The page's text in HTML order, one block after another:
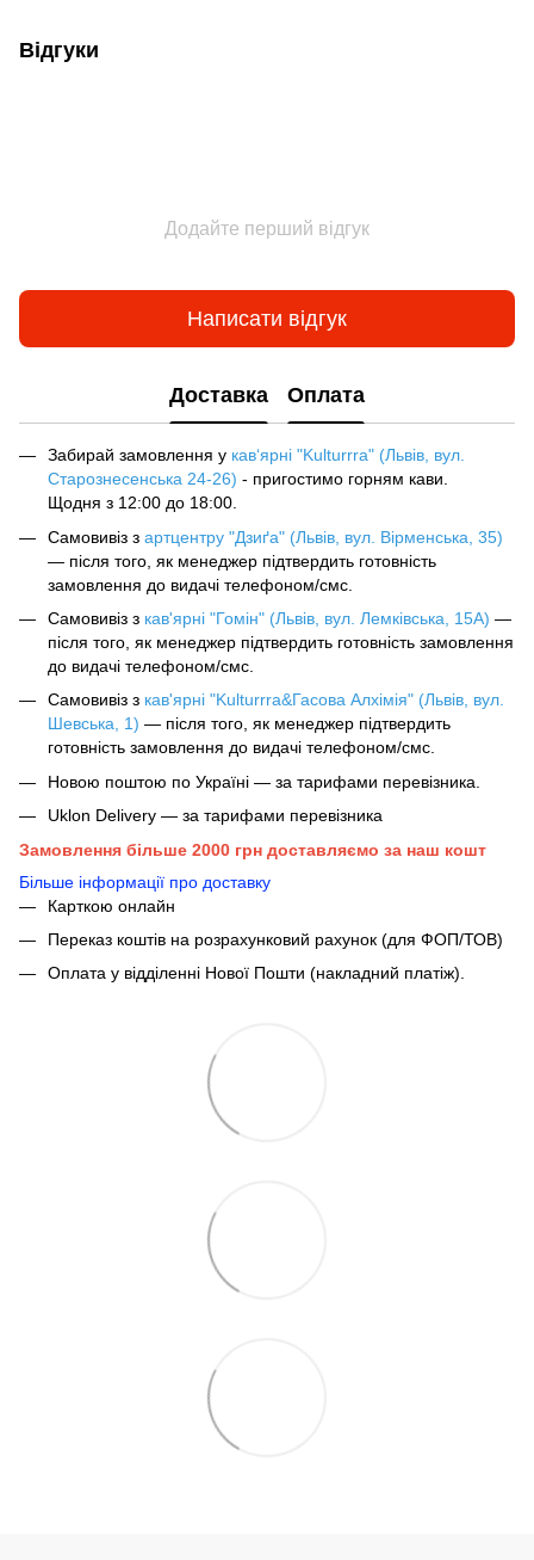
Відгуки
Додайте перший відгук
Написати відгук
Доставка Оплата
Забирай замовлення у кав‘ярні "Kulturrra" (Львів, вул.
Старознесенська 24-26) - пригостимо горням кави.
Щодня з 12:00 до 18:00.
Самовивіз з артцентру "Дзиґа" (Львів, вул. Вірменська, 35)
— після того, як менеджер підтвердить готовність
замовлення до видачі телефоном/смс.
Самовивіз з кав'ярні "Гомін" (Львів, вул. Лемківська, 15А) —
після того, як менеджер підтвердить готовність замовлення
до видачі телефоном/смс.
Самовивіз з кав'ярні "Kulturrra&Гасова Алхімія" (Львів, вул.
Шевська, 1) — після того, як менеджер підтвердить
готовність замовлення до видачі телефоном/смс.
Новою поштою по Україні — за тарифами перевізника.
Uklon Delivery — за тарифами перевізника
Замовлення більше 2000 грн доставляємо за наш кошт
Більше інформації про доставку
Карткою онлайн
Переказ коштів на розрахунковий рахунок (для ФОП/ТОВ)
Оплата у відділенні Нової Пошти (накладний платіж).